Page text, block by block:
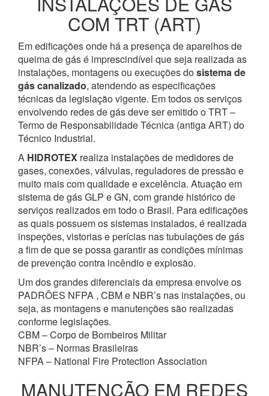
COM TRT (ART)
Em edificações onde há a presença de aparelhos de
queima de gás é imprescindível que seja realizada as
instalações, montagens ou execuções dosistema de
gás canalizado, atendendo as especificações
técnicas da legislação vigente. Em todos os serviços
envolvendo redes de gás deve ser emitido o TRT –
Termo de Responsabilidade Técnica (antiga ART) do
Técnico Industrial.
A HIDROTEX realiza instalações de medidores de
gases, conexões, válvulas, reguladores de pressão e
muito mais com qualidade e excelência. Atuação em
sistema de gás GLP e GN, com grande histórico de
serviços realizados em todo o Brasil. Para edificações
as quais possuem os sistemas instalados, é realizada
inspeções, vistorias e perícias nas tubulações de gás
a fim de que se possa garantir as condições mínimas
de prevenção contra incêndio e explosão.
Um dos grandes diferenciais da empresa envolve os
PADRÕES NFPA , CBM e NBR’s nas instalações, ou
seja, as montagens e manutenções são realizadas
conforme legislações.
CBM – Corpo de Bombeiros Militar
NBR’s – Normas Brasileiras
NFPA – National Fire Protection Association
MANUTENÇÃO EM REDES